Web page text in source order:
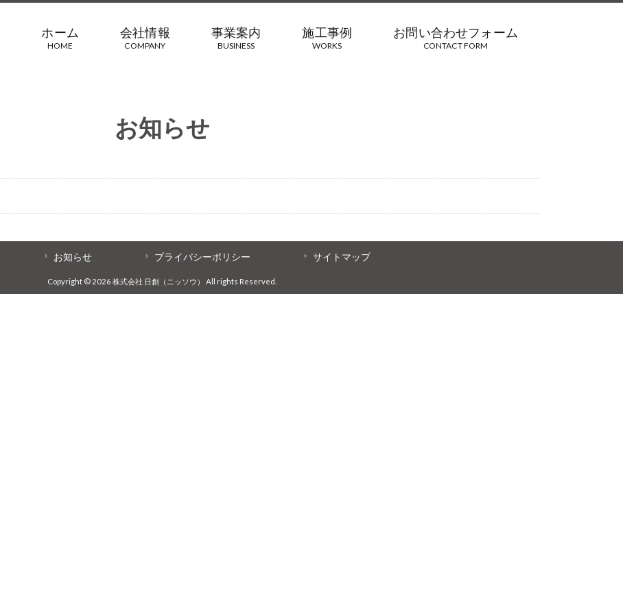
ホーム
HOME
会社情報
COMPANY
事業案内
BUSINESS
施工事例
WORKS
お問い合わせフォーム
CONTACT FORM
お知らせ
お知らせ プライバシーポリシー サイトマップ
Copyright © 2026 株式会社 日創（ニッソウ） All rights Reserved.